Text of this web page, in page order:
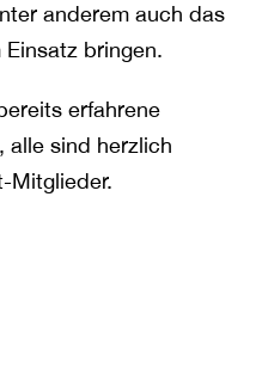
anderem auch das
bringen.
erfahrene
alle sind herzlich
Mitglieder.